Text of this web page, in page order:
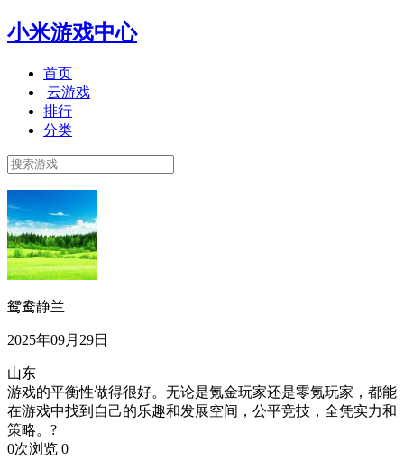
小米游戏中心
首页
云游戏
排行
分类
鸳鸯静兰
2025年09月29日
山东
游戏的平衡性做得很好。无论是氪金玩家还是零氪玩家，都能
在游戏中找到自己的乐趣和发展空间，公平竞技，全凭实力和
策略。?
0次浏览 0